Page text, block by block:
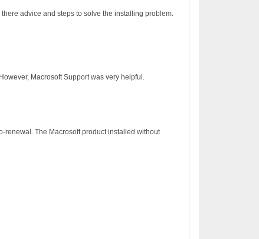
advice and steps to solve the installing problem.
Macrosoft Support was very helpful.
renewal. The Macrosoft product installed without